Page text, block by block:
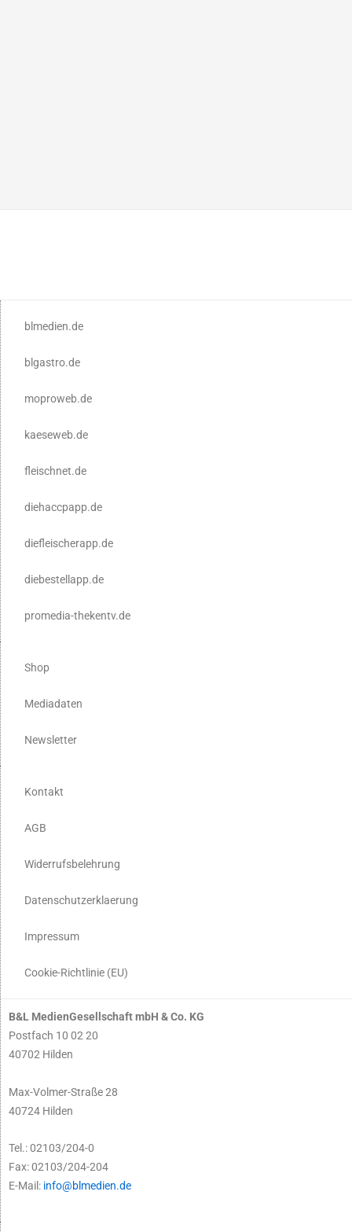
blmedien.de
blgastro.de
moproweb.de
kaeseweb.de
fleischnet.de
diehaccpapp.de
diefleischerapp.de
diebestellapp.de
promedia-thekentv.de
Shop
Mediadaten
Newsletter
Kontakt
AGB
Widerrufsbelehrung
Datenschutzerklaerung
Impressum
Cookie-Richtlinie (EU)
B&L MedienGesellschaft mbH & Co. KG
Postfach 10 02 20
40702 Hilden
Max-Volmer-Straße 28
40724 Hilden
Tel.: 02103/204-0
Fax: 02103/204-204
E-Mail: info@blmedien.de